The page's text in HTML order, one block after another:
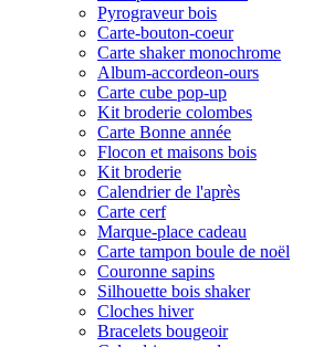
Pyrograveur bois
Carte-bouton-coeur
Carte shaker monochrome
Album-accordeon-ours
Carte cube pop-up
Kit broderie colombes
Carte Bonne année
Flocon et maisons bois
Kit broderie
Calendrier de l'après
Carte cerf
Marque-place cadeau
Carte tampon boule de noël
Couronne sapins
Silhouette bois shaker
Cloches hiver
Bracelets bougeoir